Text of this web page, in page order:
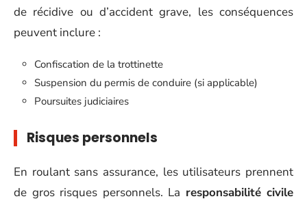
de récidive ou d’accident grave, les conséquences
peuvent inclure :
Confiscation de la trottinette
Suspension du permis de conduire (si applicable)
Poursuites judiciaires
Risques personnels
En roulant sans assurance, les utilisateurs prennent
de gros risques personnels. La responsabilité civile